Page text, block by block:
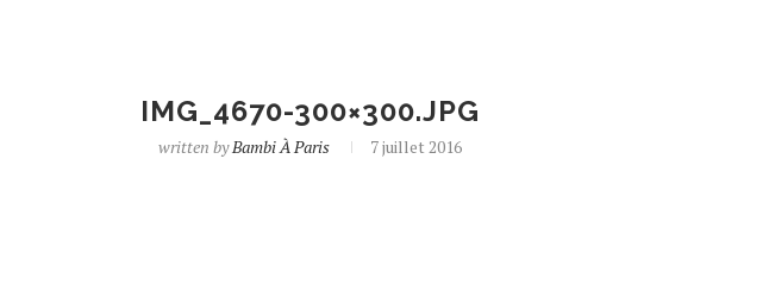
IMG_4670-300×300.JPG
written byBambi À Paris 7 juillet 2016